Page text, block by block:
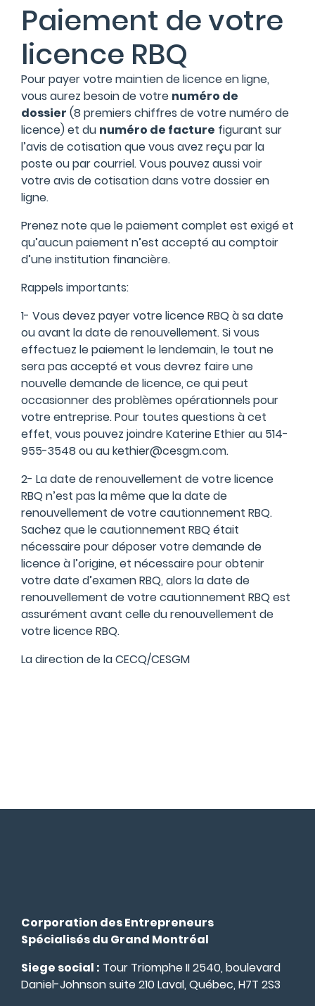
Paiement de votre
licence RBQ
Pour payer votre maintien de licence en ligne,
vous aurez besoin de votre numéro de
dossier (8 premiers chiffres de votre numéro de
licence) et du numéro de facture figurant sur
l’avis de cotisation que vous avez reçu par la
poste ou par courriel. Vous pouvez aussi voir
votre avis de cotisation dans votredossier en
ligne.
Prenez note que le paiement complet est exigé et
qu’aucun paiement n’est accepté au comptoir
d’une institution financière.
Rappels importants:
1- Vous devez payer votre licence RBQ à sa date
ou avant la date de renouvellement. Si vous
effectuez le paiement le lendemain, le tout ne
sera pas accepté et vous devrez faire une
nouvelle demande de licence, ce qui peut
occasionner des problèmes opérationnels pour
votre entreprise. Pour toutes questions à cet
effet, vous pouvez joindre Katerine Ethier au 514-
955-3548 ou aukethier@cesgm.com.
2- La date de renouvellement de votre licence
RBQ n’est pas la même que la date de
renouvellement de votre cautionnement RBQ.
Sachez que le cautionnement RBQ était
nécessaire pour déposer votre demande de
licence à l’origine, et nécessaire pour obtenir
votre date d’examen RBQ, alors la date de
renouvellement de votre cautionnement RBQ est
assurément avant celle du renouvellement de
votre licence RBQ.
La direction de la CECQ/CESGM
Corporation des Entrepreneurs
Spécialisés du Grand Montréal
Siege social : Tour Triomphe II 2540, boulevard
Daniel-Johnson suite 210 Laval, Québec, H7T 2S3